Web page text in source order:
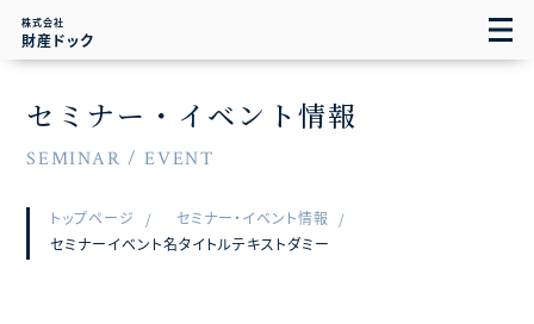
株式会社
財産ドック
セミナー・イベント情報
SEMINAR / EVENT
トップページ
セミナー・イベント情報
セミナーイベント名タイトルテキストダミー